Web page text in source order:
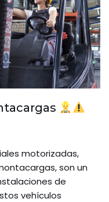
motorizadas,
son un
de
vehículos